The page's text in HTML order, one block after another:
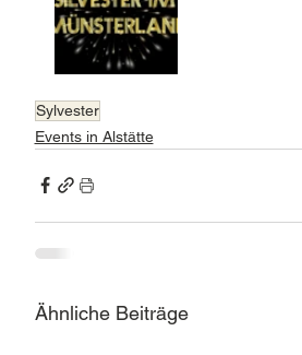
Sylvester
Events in Alstätte
Ähnliche Beiträge